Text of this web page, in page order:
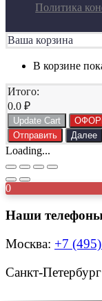
Политика
Ваша корзина
В корзине
Итого:
0.0 ₽
Update Cart
Отправить
Далее
Loading...
0
Наши
Москва: +7
Санкт-